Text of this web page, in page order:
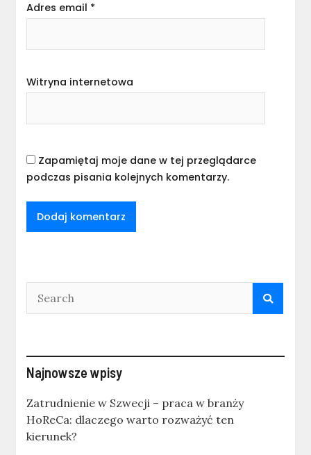
Adres email *
Witryna internetowa
Zapamiętaj moje dane w tej przeglądarce
podczas pisania kolejnych komentarzy.
Najnowsze wpisy
Zatrudnienie w Szwecji – praca w branży
HoReCa: dlaczego warto rozważyć ten
kierunek?